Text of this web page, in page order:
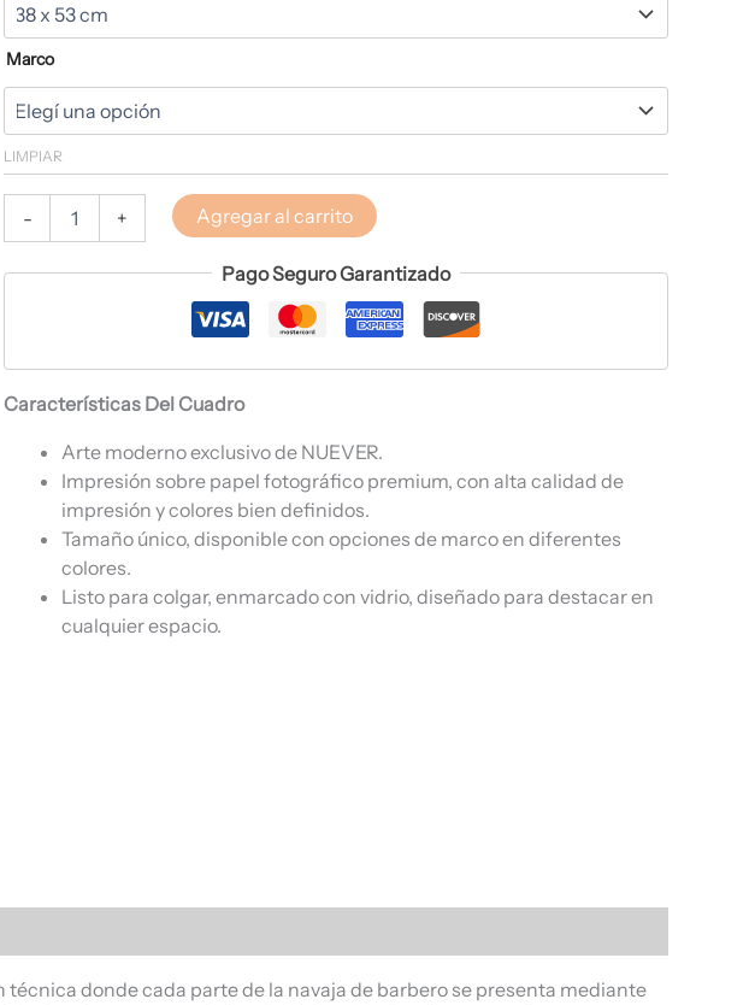
Marco
LIMPIAR
- + Agregar al carrito
Pago Seguro Garantizado
Características Del Cuadro
Arte moderno exclusivo de NUEVER.
Impresión sobre papel fotográfico premium, con alta calidad de
impresión y colores bien definidos.
Tamaño único, disponible con opciones de marco en diferentes
colores.
Listo para colgar, enmarcado con vidrio, diseñado para destacar en
cualquier espacio.
donde cada parte de la navaja de barbero se presenta mediante